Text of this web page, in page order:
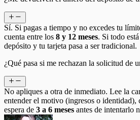
Sí. Si pagas a tiempo y no excedes tu
cuenta entre los 8 y 12 meses. Si todo
depósito y tu tarjeta pasa a ser tradicional.
¿Qué pasa si me rechazan la solicitud de
No apliques a otra de inmediato. Lee la
entender el motivo (ingresos o identidad),
espera de 3 a 6 meses antes de intentarlo